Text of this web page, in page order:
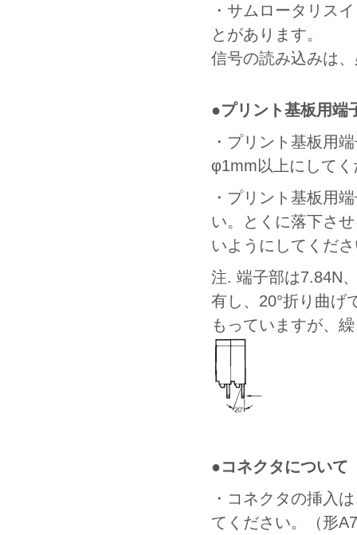
・サムロータリス
とがあります。
信号の読み込みは
●プリント基板用端
・プリント基板用
φ1mm以上にしてく
・プリント基板用
い。とくに落下さ
いようにしてくだ
注. 端子部は7.84N
有し、20°折り曲げ
もっていますが、
●コネクタについて
・コネクタの挿入
てください。（形